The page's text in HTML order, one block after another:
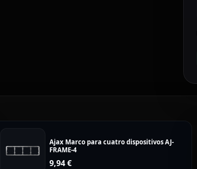
Ajax Marco para cuatro dispositivos AJ-
FRAME-4
9,94€